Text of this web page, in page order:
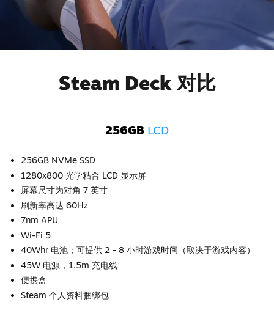
Steam Deck 对比
256GB LCD
256GB NVMe SSD
1280x800 光学粘合 LCD 显示屏
屏幕尺寸为对角 7 英寸
刷新率高达 60Hz
7nm APU
Wi-Fi 5
40Whr 电池；可提供 2 - 8 小时游戏时间（取决于游戏内容）
45W 电源，1.5m 充电线
便携盒
Steam 个人资料捆绑包